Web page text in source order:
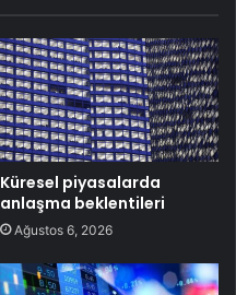
Küresel piyasalarda
anlaşma beklentileri
Ağustos 6, 2026